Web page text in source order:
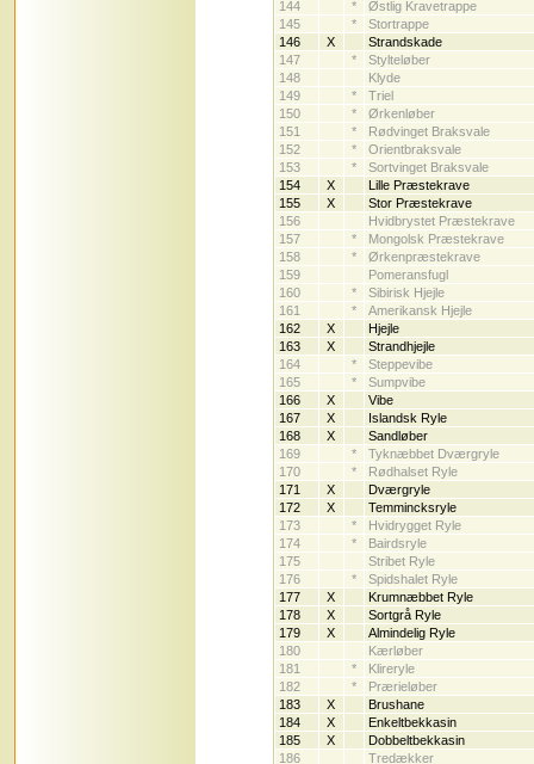
144
*
Østlig Kravetrappe
145
*
Stortrappe
146
X
Strandskade
147
*
Stylteløber
148
Klyde
149
*
Triel
150
*
Ørkenløber
151
*
Rødvinget Braksvale
152
*
Orientbraksvale
153
*
Sortvinget Braksvale
154
X
Lille Præstekrave
155
X
Stor Præstekrave
156
Hvidbrystet Præstekrave
157
*
Mongolsk Præstekrave
158
*
Ørkenpræstekrave
159
Pomeransfugl
160
*
Sibirisk Hjejle
161
*
Amerikansk Hjejle
162
X
Hjejle
163
X
Strandhjejle
164
*
Steppevibe
165
*
Sumpvibe
166
X
Vibe
167
X
Islandsk Ryle
168
X
Sandløber
169
*
Tyknæbbet Dværgryle
170
*
Rødhalset Ryle
171
X
Dværgryle
172
X
Temmincksryle
173
*
Hvidrygget Ryle
174
*
Bairdsryle
175
Stribet Ryle
176
*
Spidshalet Ryle
177
X
Krumnæbbet Ryle
178
X
Sortgrå Ryle
179
X
Almindelig Ryle
180
Kærløber
181
*
Klireryle
182
*
Prærieløber
183
X
Brushane
184
X
Enkeltbekkasin
185
X
Dobbeltbekkasin
186
Tredækker